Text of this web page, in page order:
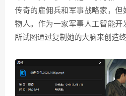
传奇的雇佣兵和军事战略家，但
物人。作为一家军事人工智能开
所试图通过复制她的大脑来创造终